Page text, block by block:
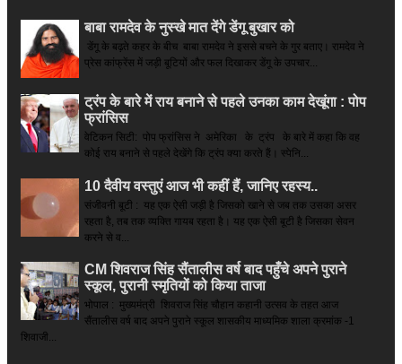
बाबा रामदेव के नुस्खे मात देंगे डेंगू बुखार को
डेंगू के बढ़ते कहर के बीच बाबा रामदेव ने इससे बचने के गुर बताए। रामदेव ने
प्रेस कांफ्रेंस में जड़ी बूटियों और फल दिखाकर डेंगू के उपचार...
ट्रंप के बारे में राय बनाने से पहले उनका काम देखूंगा : पोप
फ्रांसिस
वेटिकन सिटी: पोप फ्रांसिस ने अमेरिका के ट्रंप के बारे में कहा कि वह
कोई राय बनाने से पहले देखेंगे कि ट्रंप क्या करते हैं। स्पेनि...
10 दैवीय वस्तुएं आज भी कहीं हैं, जानिए रहस्य..
संजीवनी बूटी : यह एक ऐसी जड़ी है जिसको खाने से जब तक उसका असर
रहता है, तब तक व्यक्ति गायब रहता है। यह एक ऐसी बूटी है जिसका सेवन
करने से व...
CM शिवराज सिंह सैंतालीस वर्ष बाद पहुँचे अपने पुराने
स्कूल, पुरानी स्मृतियों को किया ताजा
भोपाल : मुख्यमंत्री शिवराज सिंह चौहान कहानी उत्सव के तहत आज
सैंतालीस वर्ष बाद अपने पुराने स्कूल शासकीय माध्यमिक शाला क्रमांक -1
शिवाजी...